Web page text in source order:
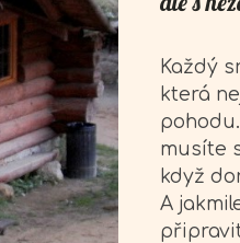
Každý
která
musíte
když
A